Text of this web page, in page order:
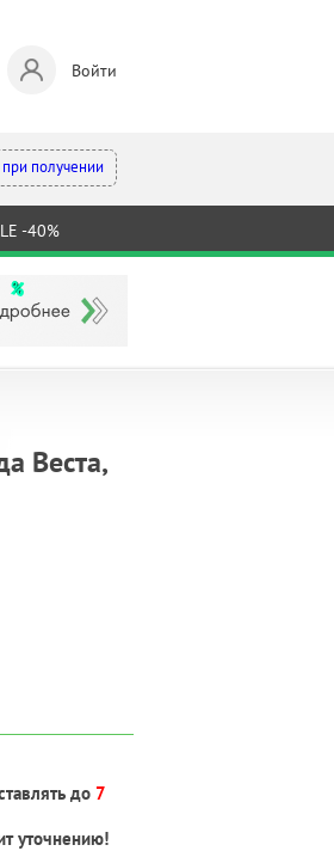
Войти
получении
-40%
Веста,
до 7
уточнению!